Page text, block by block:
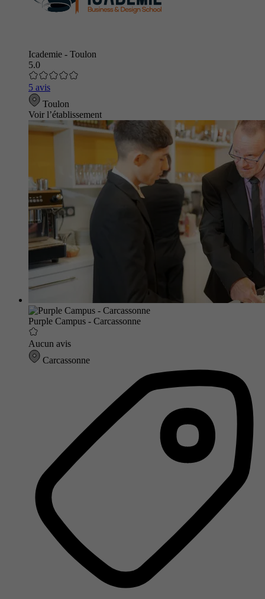
Icademie - Toulon
5.0
5 avis
Toulon
Voir l’établissement
Purple Campus - Carcassonne
Aucun avis
Carcassonne